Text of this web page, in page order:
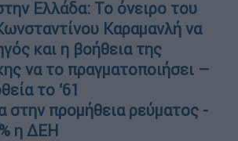
Ελλάδα: Το όνειρο του
Καραμανλή να
και η βοήθεια της
να το πραγματοποιήσει –
το ‘61
στην προμήθεια ρεύματος -
η ΔΕΗ